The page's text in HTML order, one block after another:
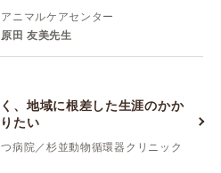
ニマルケアセンター
原田 友美先生
、地域に根差した生涯のかか
たい
病院／杉並動物循環器クリニック